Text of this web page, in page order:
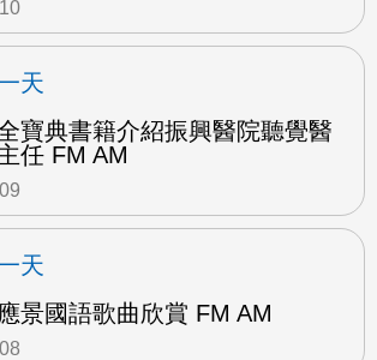
天
寶典書籍介紹振興醫院聽覺醫
任 FM AM
天
景國語歌曲欣賞 FM AM